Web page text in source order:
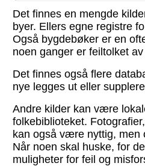
Det finnes en mengde
byer. Ellers egne registre
Også bygdebøker er en
noen ganger er feiltolket
Det finnes også flere
nye legges ut eller
Andre kilder kan være
folkebiblioteket.
kan også være nyttig, men
Når noen skal huske, for
muligheter for feil og